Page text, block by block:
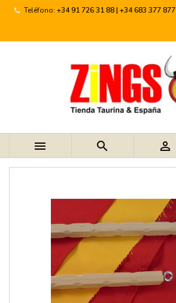
Teléfono: +34 91 726 31 88 | +34 683 377 877
  